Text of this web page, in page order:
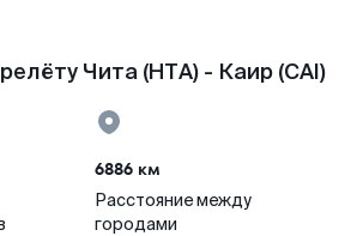
Чита (HTA) - Каир (CAI)
6886 км
Расстояние между
городами